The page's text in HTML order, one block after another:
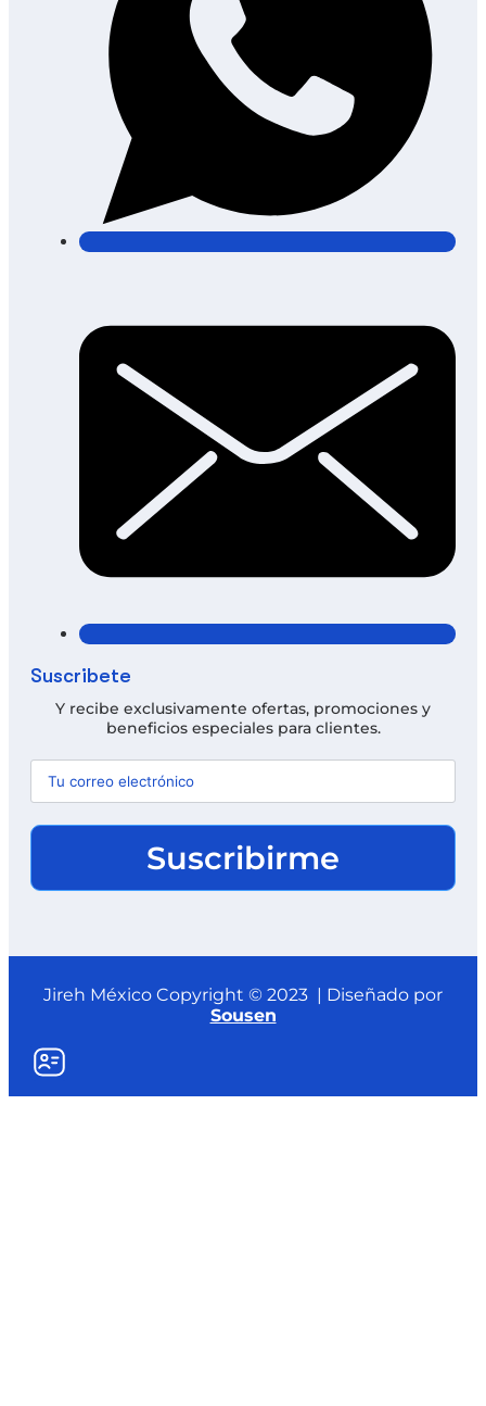
Suscríbete
Y recibe exclusivamente ofertas, promociones y
beneficios especiales para clientes.
Suscribirme
Jireh México Copyright © 2023 | Diseñado por
Sousen